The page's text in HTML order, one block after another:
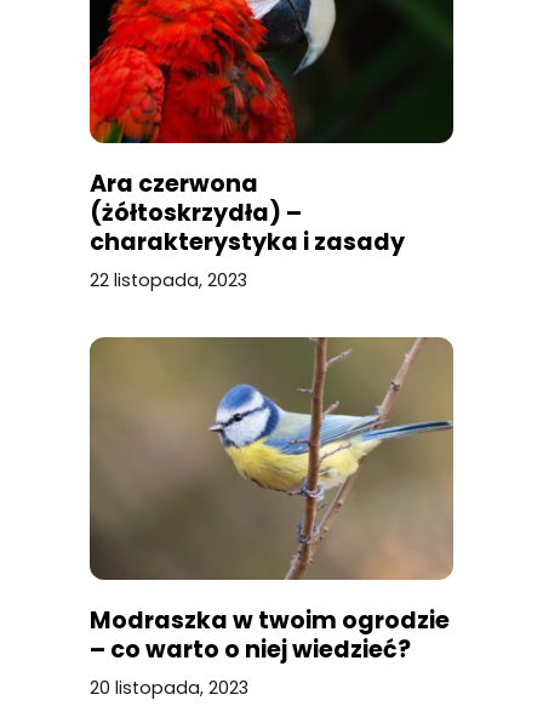
Ara czerwona
(żółtoskrzydła) –
charakterystyka i zasady
pielęgnacji
22 listopada, 2023
Modraszka w twoim ogrodzie
– co warto o niej wiedzieć?
20 listopada, 2023